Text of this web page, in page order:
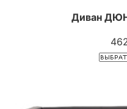
Диван